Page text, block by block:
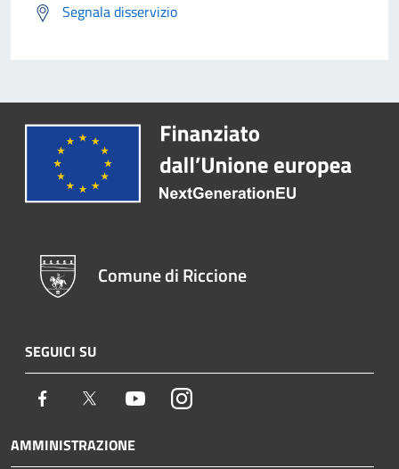
Segnala disservizio
Comune di Riccione
SEGUICI SU
Facebook Twitter YoutubeInstagram
AMMINISTRAZIONE